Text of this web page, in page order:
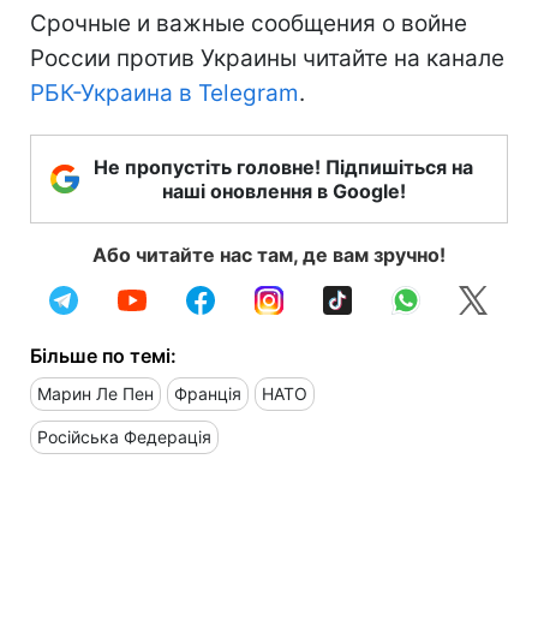
Срочные и важные сообщения о войне
России против Украины читайте на канале
РБК-Украина в Telegram.
Не пропустіть головне! Підпишіться на
наші оновлення в Google!
Або читайте нас там, де вам зручно!
Більше по темі:
Марин Ле Пен Франція НАТО
Російська Федерація